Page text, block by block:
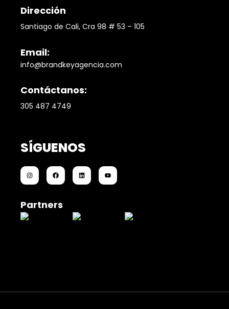
Dirección
Santiago de Cali, Cra 98 # 53 – 105
Email:
info@brandkeyagencia.com
Contáctanos:
305 487 4749
SÍGUENOS
Partners